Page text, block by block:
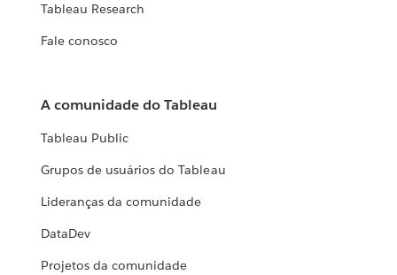
Tableau Research
Fale conosco
A comunidade do Tableau
Tableau Public
Grupos de usuários do Tableau
Lideranças da comunidade
DataDev
Projetos da comunidade